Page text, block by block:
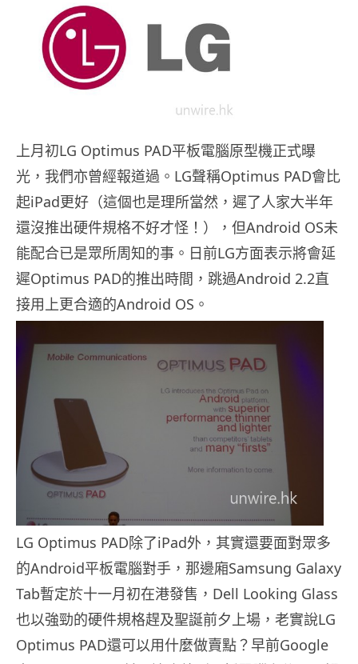
上月初LG Optimus PAD平板電腦原型機正式曝
光，我們亦曾經報道過。LG聲稱Optimus PAD會比
起iPad更好（這個也是理所當然，遲了人家大半年
還沒推出硬件規格不好才怪！），但Android OS未
能配合已是眾所周知的事。日前LG方面表示將會延
遲Optimus PAD的推出時間，跳過Android 2.2直
接用上更合適的Android OS。
LG Optimus PAD除了iPad外，其實還要面對眾多
的Android平板電腦對手，那邊廂Samsung Galaxy
Tab暫定於十一月初在港發售，Dell Looking Glass
也以強勁的硬件規格趕及聖誕前夕上場，老實說LG
Optimus PAD還可以用什麼做賣點？早前Google